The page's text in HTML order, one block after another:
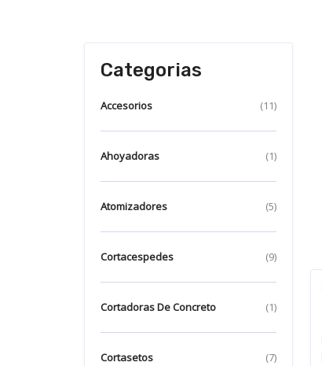
Categorias
Accesorios (11)
Ahoyadoras (1)
Atomizadores (5)
Cortacespedes (9)
Cortadoras De Concreto (1)
Cortasetos (7)